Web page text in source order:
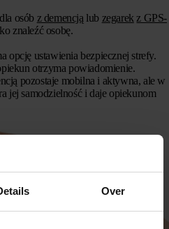
Over
dla osób z demencją lub zegarek z GPS-
znaleźć osobę.
opcję ustawienia bezpiecznej strefy.
otrzyma powiadomienie.
pozostaje mobilna i aktywna, ale w
jej samodzielność i daje opiekunom